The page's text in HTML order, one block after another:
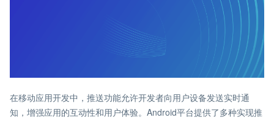
在移动应用开发中，推送功能允许开发者向用户设备发送实时通
知，增强应用的互动性和用户体验。Android平台提供了多种实现推